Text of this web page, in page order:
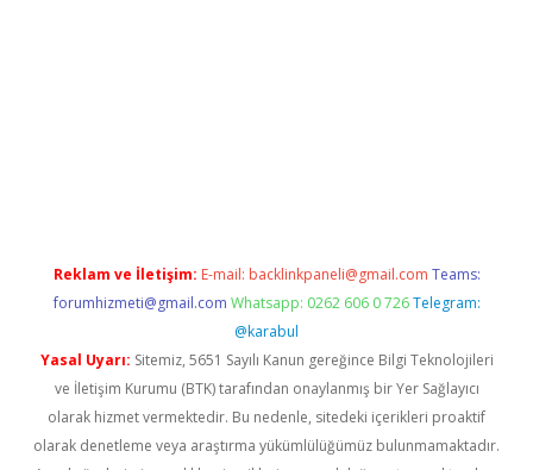
Reklam ve İletişim: E-mail: backlinkpaneli@gmail.com Teams:
forumhizmeti@gmail.com Whatsapp: 0262 606 0 726 Telegram:
@karabul
Yasal Uyarı: Sitemiz, 5651 Sayılı Kanun gereğince Bilgi Teknolojileri
ve İletişim Kurumu (BTK) tarafından onaylanmış bir Yer Sağlayıcı
olarak hizmet vermektedir. Bu nedenle, sitedeki içerikleri proaktif
olarak denetleme veya araştırma yükümlülüğümüz bulunmamaktadır.